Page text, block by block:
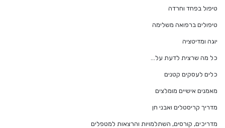
טיפול בפחד וחרדה
טיפולים ברפואה משלימה
יוגה ומדיטציה
כל מה שרצית לדעת על…
כלים לעסקים קטנים
מאמנים אישיים מומלצים
מדריך קריסטלים ואבני חן
מדריכים, קורסים, השתלמויות והרצאות למטפלים